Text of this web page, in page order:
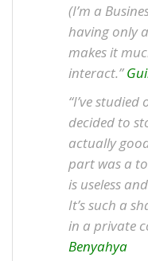
(I’m a
having only
makes it
interact.”
“I’ve
decided to
actually
part was a
is useless
It’s such a
in a private
Benyahya